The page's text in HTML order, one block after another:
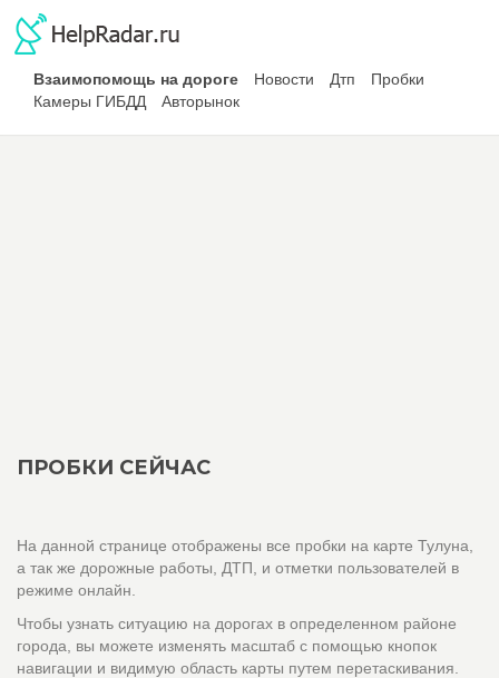
Взаимопомощь на дороге Новости Дтп
Пробки
Камеры ГИБДД
Авторынок
ПРОБКИ СЕЙЧАС
На данной странице отображены все пробки на карте Тулуна,
а так же дорожные работы, ДТП, и отметки пользователей в
режиме онлайн.
Чтобы узнать ситуацию на дорогах в определенном районе
города, вы можете изменять масштаб с помощью кнопок
навигации и видимую область карты путем перетаскивания.